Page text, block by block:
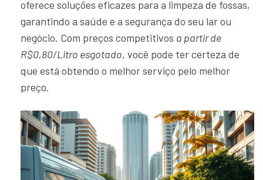
oferece soluções eficazes para a limpeza de fossas,
garantindo a saúde e a segurança do seu lar ou
negócio. Com preços competitivos a partir de
R$0,80/Litro esgotado, você pode ter certeza de
que está obtendo o melhor serviço pelo melhor
preço.